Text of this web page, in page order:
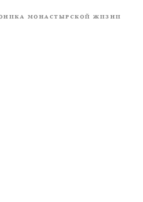
МОНАСТЫРСКОЙ ЖИЗНИ